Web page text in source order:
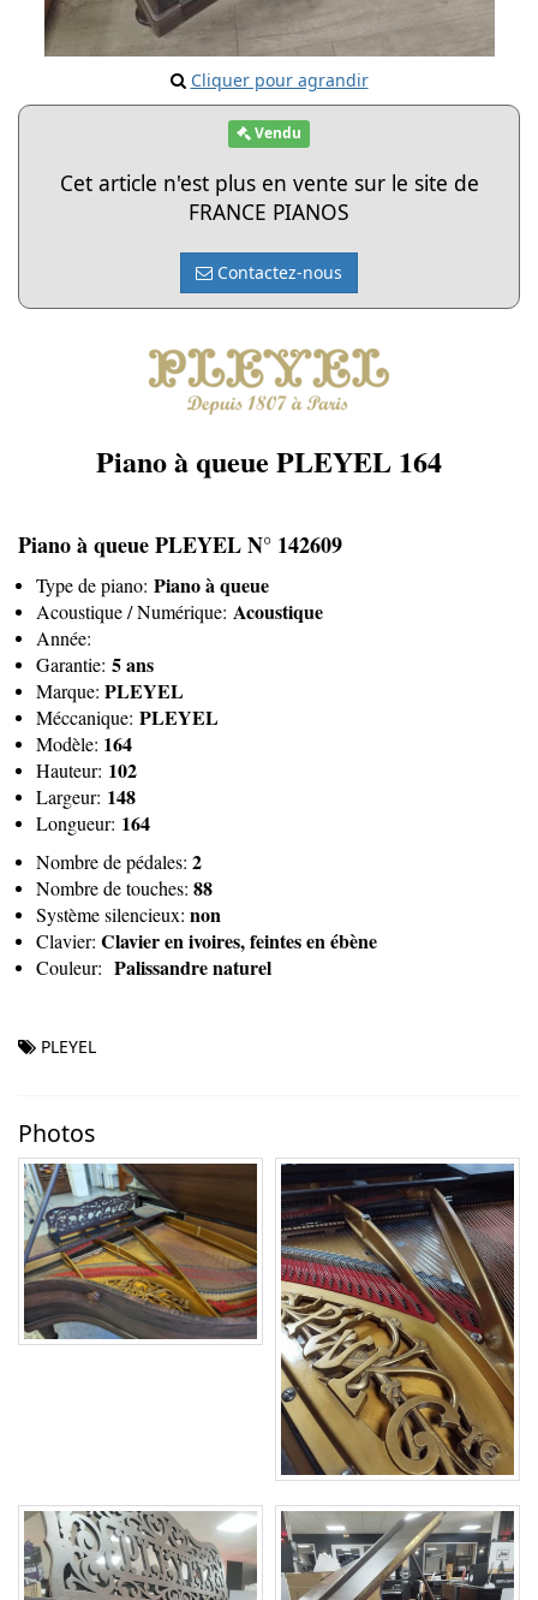
Cliquer pour agrandir
Vendu
Cet article n'est plus en vente sur le site de
FRANCE PIANOS
Contactez-nous
Piano à queue PLEYEL 164
Piano à queue PLEYEL N° 142609
Type de piano: Piano à queue
Acoustique / Numérique: Acoustique
Année:
Garantie: 5 ans
Marque: PLEYEL
Méccanique: PLEYEL
Modèle: 164
Hauteur: 102
Largeur: 148
Longueur: 164
Nombre de pédales: 2
Nombre de touches: 88
Système silencieux: non
Clavier: Clavier en ivoires, feintes en ébène
Couleur: Palissandre naturel
PLEYEL
Photos